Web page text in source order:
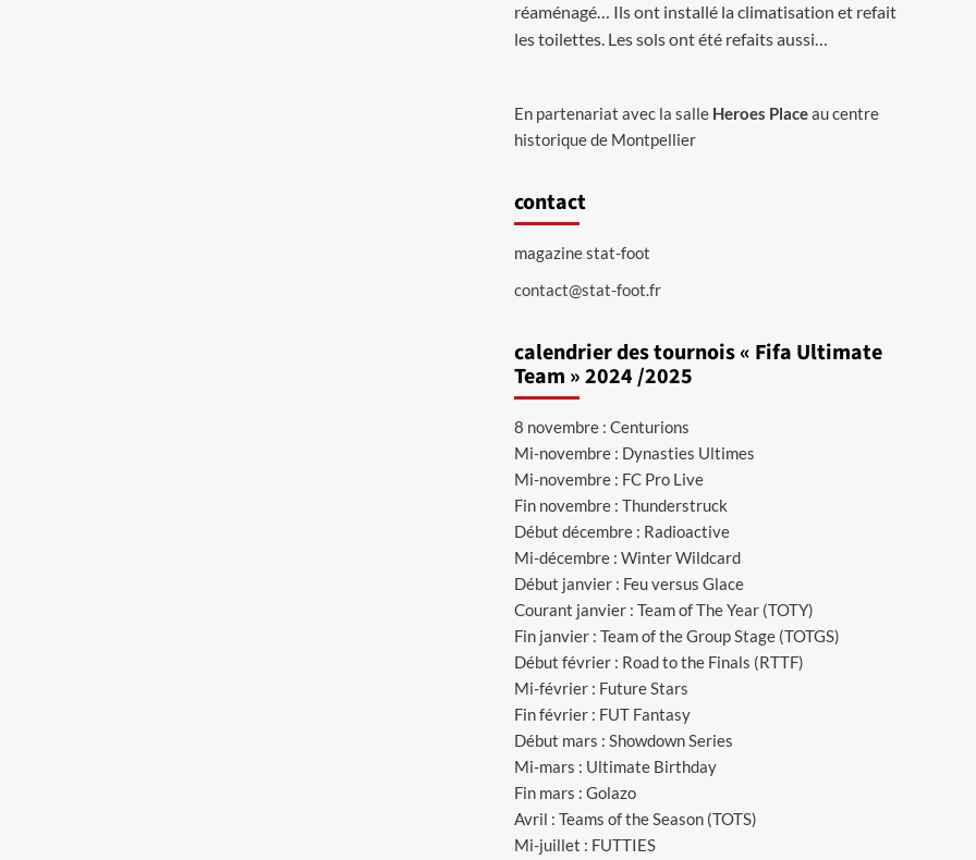
réaménagé… Ils ont installé la climatisation et refait
les toilettes. Les sols ont été refaits aussi…
En partenariat avec la salle Heroes Placeau centre
historique de Montpellier
contact
magazine stat-foot
contact@stat-foot.fr
calendrier des tournois « Fifa Ultimate
Team » 2024 /2025
8 novembre : Centurions
Mi-novembre : Dynasties Ultimes
Mi-novembre : FC Pro Live
Fin novembre : Thunderstruck
Début décembre : Radioactive
Mi-décembre : Winter Wildcard
Début janvier : Feu versus Glace
Courant janvier : Team of The Year (TOTY)
Fin janvier : Team of the Group Stage (TOTGS)
Début février : Road to the Finals (RTTF)
Mi-février : Future Stars
Fin février : FUT Fantasy
Début mars : Showdown Series
Mi-mars : Ultimate Birthday
Fin mars : Golazo
Avril : Teams of the Season (TOTS)
Mi-juillet : FUTTIES